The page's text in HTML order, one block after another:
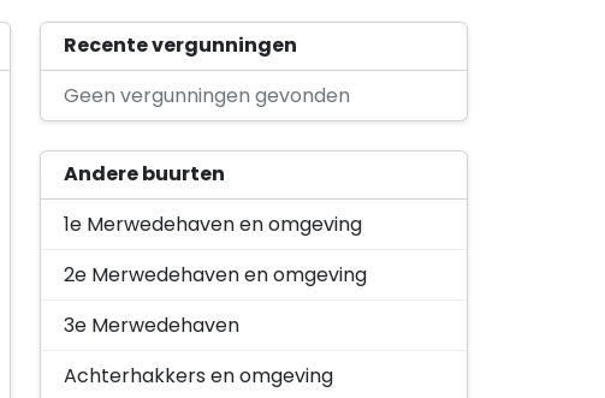
Proud moves
Henriëtte Roland Holst-erf 125
Versluis E&I Techniek
Recente vergunningen
Geen vergunningen gevonden
Andere buurten
1e Merwedehaven en omgeving
2e Merwedehaven en omgeving
3e Merwedehaven
Achterhakkers en omgeving